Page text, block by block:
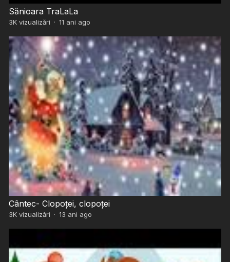
Sănioara TraLaLa
3Kvizualizări · 11 ani ago
Cântec- Clopoței, clopoței
3Kvizualizări · 13 ani ago